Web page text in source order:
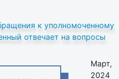
к уполномоченному
отвечает на вопросы
Март,
2024